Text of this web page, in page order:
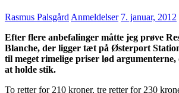
Rasmus Palsgård Anmeldelser 7. januar, 2012
Efter flere anbefalinger måtte jeg prøve
Blanche, der ligger tæt på Østerport
til meget rimelige priser lød argumenterne,
at holde stik.
To retter for 210 kroner, tre retter for 230